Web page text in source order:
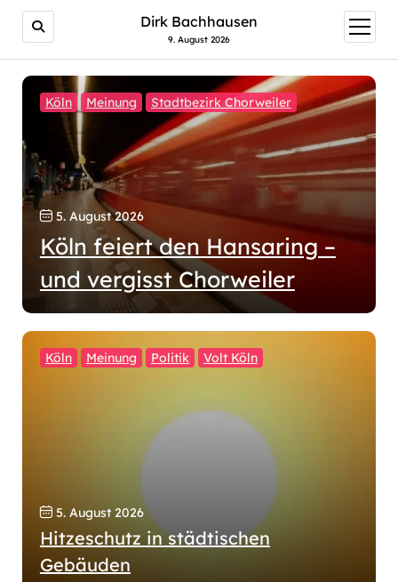
Dirk Bachhausen
9. August 2026
Menü
öffnen
Köln Meinung Stadtbezirk Chorweiler
5. August 2026
Köln feiert den Hansaring –
und vergisst Chorweiler
Köln Meinung Politik Volt Köln
5. August 2026
Hitzeschutz in städtischen
Gebäuden